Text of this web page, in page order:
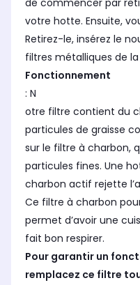
de commencer par
votre hotte. Ensuite,
Retirez-le, insérez le
filtres métalliques de
Fonctionnement
: N
otre filtre contient du
particules de graisse
sur le filtre à charbon,
particules fines. Une
charbon actif rejette
Ce filtre à charbon
permet d’avoir une
fait bon respirer.
Pour garantir un
remplacez ce filtre